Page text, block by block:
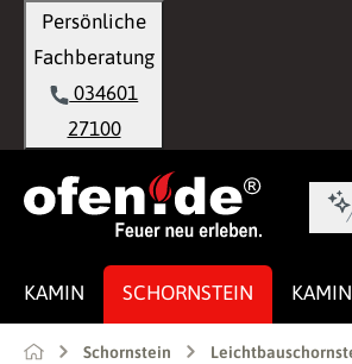
Zur Hauptnavigation springen
Persönliche
Fachberatung
034601
27100
KAMIN SCHORNSTEIN
Schornstein